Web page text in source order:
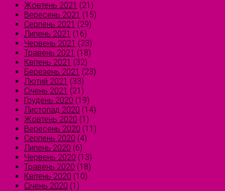
Жовтень 2021 (21)
Вересень 2021 (15)
Серпень 2021 (29)
Липень 2021 (16)
Червень 2021 (23)
Травень 2021 (18)
Квітень 2021 (32)
Березень 2021 (23)
Лютий 2021 (33)
Січень 2021 (21)
Грудень 2020 (19)
Листопад 2020 (14)
Жовтень 2020 (1)
Вересень 2020 (11)
Серпень 2020 (4)
Липень 2020 (6)
Червень 2020 (13)
Травень 2020 (18)
Квітень 2020 (10)
Січень 2020 (1)